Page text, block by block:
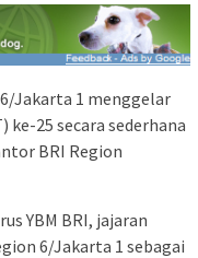
6/Jakarta 1 menggelar
ke-25 secara sederhana
BRI Region
YBM BRI, jajaran
6/Jakarta 1 sebagai